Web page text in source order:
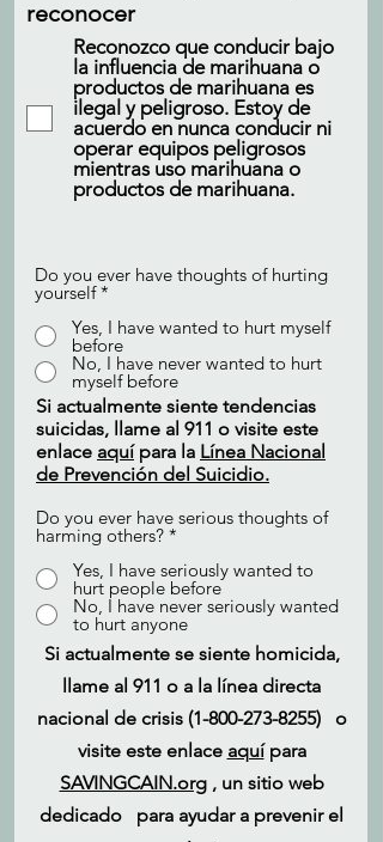
reconocer
Reconozco que conducir bajo
la influencia de marihuana o
productos de marihuana es
ilegal y peligroso. Estoy de
acuerdo en nunca conducir ni
operar equipos peligrosos
mientras uso marihuana o
productos de marihuana.
Do you ever have thoughts of hurting
yourself *
Yes, I have wanted to hurt myself
before
No, I have never wanted to hurt
myself before
Si actualmente siente tendencias
suicidas, llame al 911 o visite este
enlace aquípara la Línea Nacional
de Prevención del Suicidio.
Do you ever have serious thoughts of
harming others? *
Yes, I have seriously wanted to
hurt people before
No, I have never seriously wanted
to hurt anyone
Si actualmente se siente homicida,
llame al 911 o a la línea directa
nacional de crisis (1-800-273-8255)
o
visite este enlace aquípara
SAVINGCAIN.org, un sitio web
dedicado
para ayudar a prevenir el